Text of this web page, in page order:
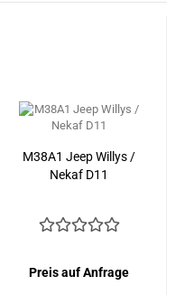
M38A1 Jeep Willys /
Nekaf D11
Preis auf Anfrage